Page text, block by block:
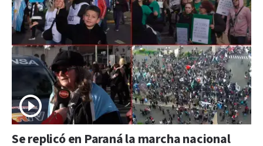
Se replicó en Paraná la marcha nacional